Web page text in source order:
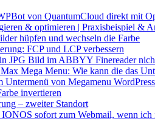
von QuantumCloud direkt mit
& optimieren | Praxisbeispiel &
hüpfen und wechseln die Farbe
FCP und LCP verbessern
JPG Bild im ABBYY Finereader
Mega Menu: Wie kann die das
Untermenü von Megamenu
invertieren
– zweiter Standort
sofort zum Webmail, wenn